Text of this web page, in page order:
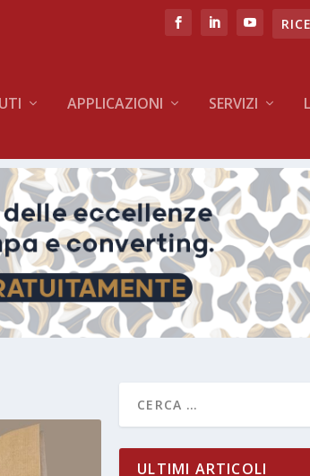
APPLICAZIONI SERVIZI
ULTIMI ARTICOLI